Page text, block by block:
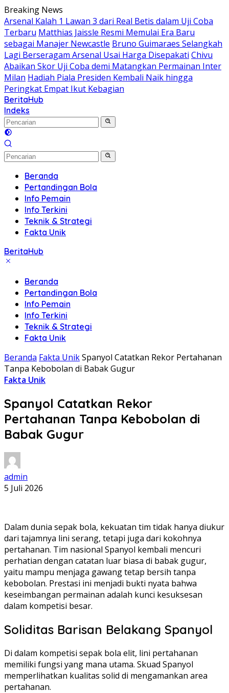
Langsung
ke
konten
Breaking News
Arsenal Kalah 1 Lawan 3 dari Real Betis dalam Uji Coba
Terbaru Matthias Jaissle Resmi Memulai Era Baru
sebagai Manajer Newcastle Bruno Guimaraes Selangkah
Lagi Berseragam Arsenal Usai Harga Disepakati Chivu
Abaikan Skor Uji Coba demi Matangkan Permainan Inter
Milan Hadiah Piala Presiden Kembali Naik hingga
Peringkat Empat Ikut Kebagian
BeritaHub
Indeks
Beranda
Pertandingan Bola
Info Pemain
Info Terkini
Teknik & Strategi
Fakta Unik
BeritaHub
Beranda
Pertandingan Bola
Info Pemain
Info Terkini
Teknik & Strategi
Fakta Unik
Beranda Fakta UnikSpanyol Catatkan Rekor Pertahanan
Tanpa Kebobolan di Babak Gugur
Fakta Unik
Spanyol Catatkan Rekor
Pertahanan Tanpa Kebobolan di
Babak Gugur
admin
5 Juli 2026
Dalam dunia sepak bola, kekuatan tim tidak hanya diukur
dari tajamnya lini serang, tetapi juga dari kokohnya
pertahanan. Tim nasional Spanyol kembali mencuri
perhatian dengan catatan luar biasa di babak gugur,
yaitu mampu menjaga gawang tetap bersih tanpa
kebobolan. Prestasi ini menjadi bukti nyata bahwa
keseimbangan permainan adalah kunci kesuksesan
dalam kompetisi besar.
Soliditas Barisan Belakang Spanyol
Di dalam kompetisi sepak bola elit, lini pertahanan
memiliki fungsi yang mana utama. Skuad Spanyol
memperlihatkan kualitas solid di mengamankan area
pertahanan.